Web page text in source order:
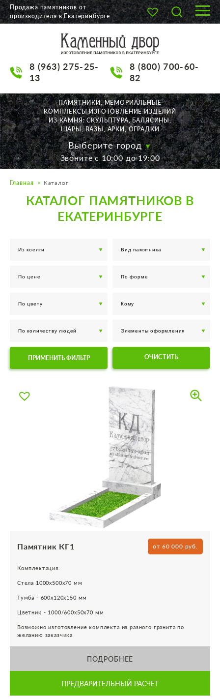
О КОМПАНИИ
НАШИ РАБОТЫ
АКЦИИ
ДОСТАВКА
КОНТАКТЫ
K2532513@yandex.ru
Пн. — Пт. с 10:00 до 19:00
Воскресенье по договор.
Продажа памятников от
производителя в Екатеринбурге
8 (963) 275-25-
13
8 (800) 700-60-
82
ПАМЯТНИКИ, МЕМОРИАЛЬНЫЕ
КОМПЛЕКСЫ,ИЗГОТОВЛЕНИЕ ИЗДЕЛИЙ
ИЗ КАМНЯ: СКУЛЬПТУРА, БАЛЯСИНЫ,
ШАРЫ, ВАЗЫ, АРКИ, ОГРАДКИ
Выберите город
Звоните с 10:00 до 19:00
Главная Каталог
КАТАЛОГ ПАМЯТНИКОВ В
ЕКАТЕРИНБУРГЕ
ПРИМЕНИТЬ ФИЛЬТР ОЧИСТИТЬ
Памятник КГ1 от 60 000 руб.
Комплектация:
Стела 1000х500х70 мм
Тумба - 600х120х150 мм
Цветник - 1000/600х50х70 мм
Возможно изготовление комплекта из разного гранита по
желанию заказчика
ПОДРОБНЕЕ
ПРЕДВАРИТЕЛЬНЫЙ РАСЧЕТ